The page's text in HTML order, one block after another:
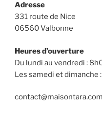
Adresse
331 route de Nice
06560 Valbonne
Heures d’ouverture
Du lundi au vendredi :
Les samedi et dimanche
contact@maisontara.com